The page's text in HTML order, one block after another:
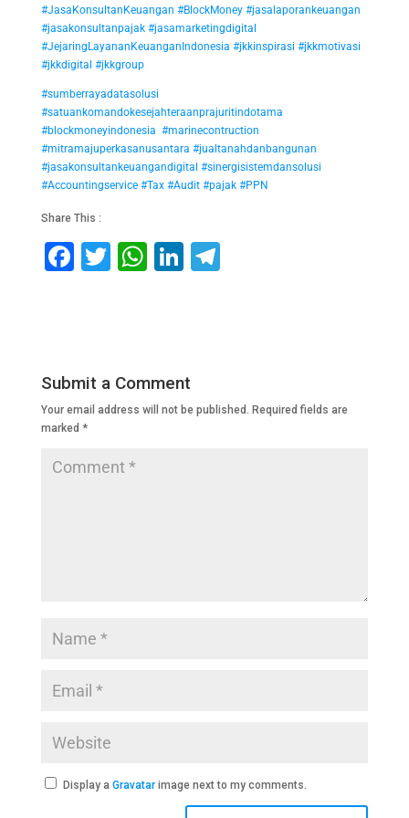
#JasaKonsultanKeuangan #BlockMoney #jasalaporankeuangan
#jasakonsultanpajak #jasamarketingdigital
#JejaringLayananKeuanganIndonesia #jkkinspirasi #jkkmotivasi
#jkkdigital #jkkgroup
#sumberrayadatasolusi
#satuankomandokesejahteraanprajuritindotama
#blockmoneyindonesia #marinecontruction
#mitramajuperkasanusantara #jualtanahdanbangunan
#jasakonsultankeuangandigital #sinergisistemdansolusi
#Accountingservice #Tax#Audit#pajak #PPN
Share This :
F
b
o
o
k
T W
A
p
Li
dI
n
T
m
Submit a Comment
Your email address will not be published. Required fields are
marked *
Display a Gravatarimage next to my comments.